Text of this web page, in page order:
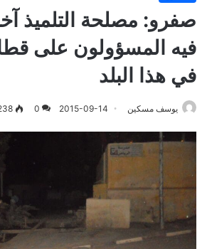
صفرو: مصلحة التلميذ
فيه المسؤولون على
في هذا البلد
يوسف مسكين 2015-09-14
0